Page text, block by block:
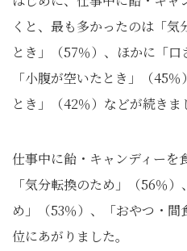
くと、最も多かったのは「
とき」（57％）、ほかに「口
「小腹が空いたとき」（45
とき」（42％）などが続きま
仕事中に飴・キャンディーを
「気分転換のため」（56％
め」（53％）、「おやつ・
位にあがりました。